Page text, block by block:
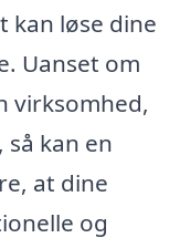
kan løse dine
Uanset om
virksomhed,
kan en
at dine
og